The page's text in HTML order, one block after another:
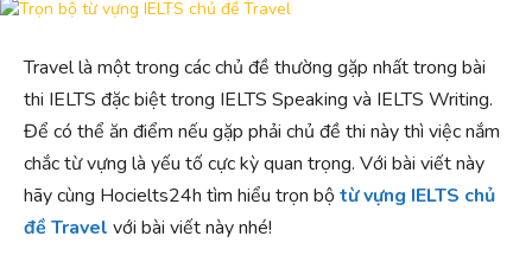
Travel là một trong các chủ đề thường gặp nhất trong bài
thi IELTS đặc biệt trong IELTS Speaking và IELTS Writing.
Để có thể ăn điểm nếu gặp phải chủ đề thi này thì việc nắm
chắc từ vựng là yếu tố cực kỳ quan trọng. Với bài viết này
hãy cùng Hocielts24h tìm hiểu trọn bộtừ vựng IELTS chủ
đề Travel với bài viết này nhé!